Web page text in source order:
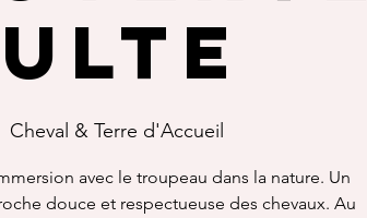
Cheval & Terre d'Accueil
avec le troupeau dans la nature. Un
douce et respectueuse des chevaux. Au